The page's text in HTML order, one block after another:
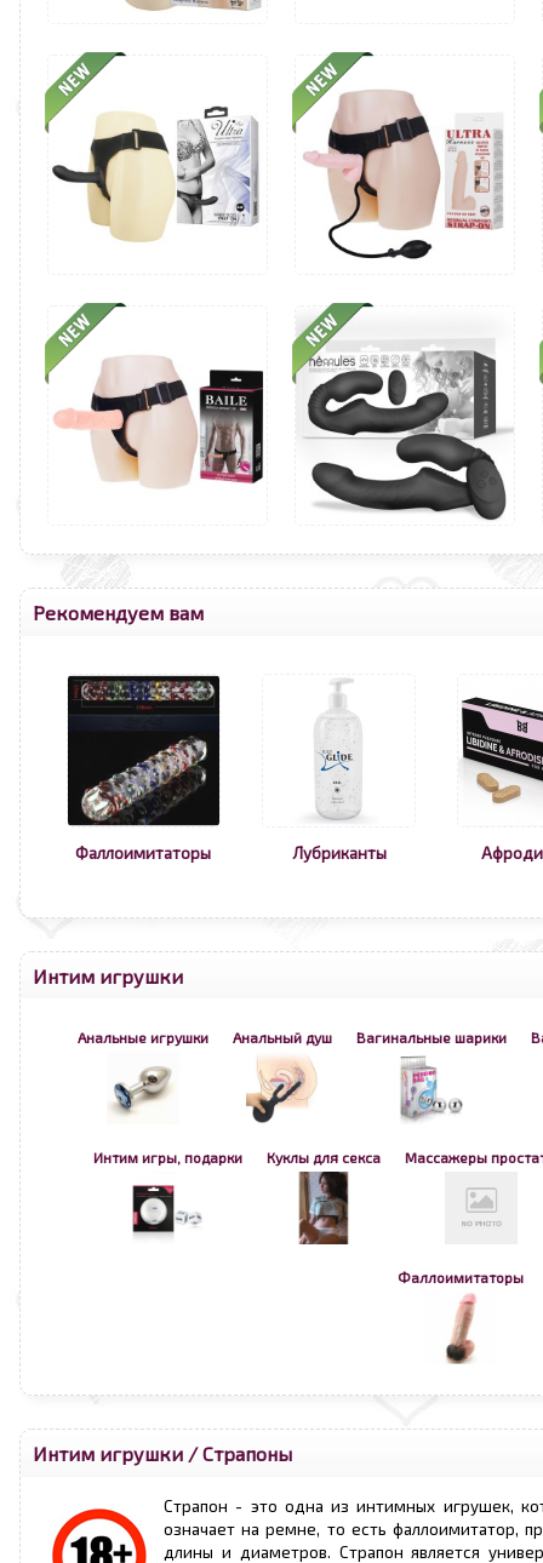
Рекомендуем вам
Фаллоимитаторы Лубриканты
Интим игрушки
Анальные игрушки Анальный душ Вагинальные шарики
Интим игры, подарки Куклы для секса Массажеры
Фаллоимитаторы
Интим игрушки /Страпоны
Страпон - это одна из интимных игрушек,
означает на ремне, то есть фаллоимитатор,
длины и диаметров. Страпон является